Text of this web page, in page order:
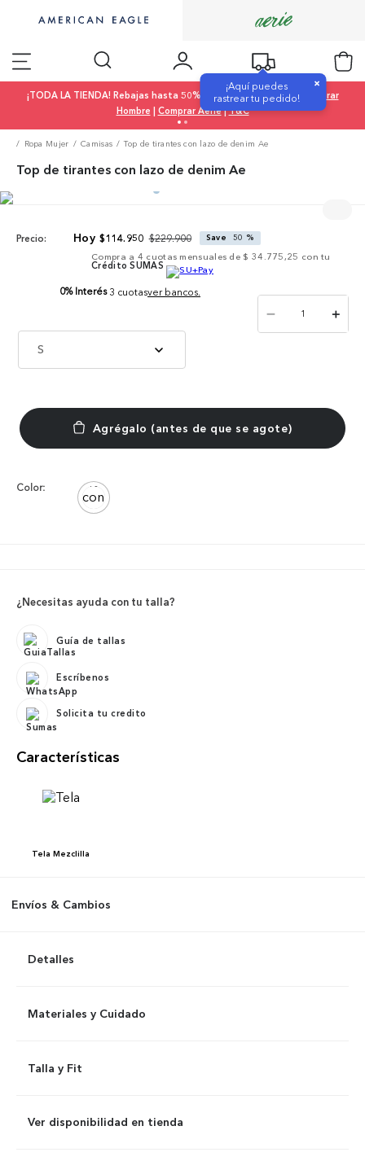
¡Aquí puedes
rastrear tu pedido!
×
¡TODA LA TIENDA! Rebajas hasta 50% OFF |Comprar Mujer|
Comprar
Hombre | Comprar Aerie|T&C
Ropa Mujer Camisas Top de tirantes con lazo de denim Ae
Top de tirantes con lazo de denim Ae
Precio: $114. 950 $229.900 Save 50 %
Compra a 4 cuotas mensuales de $ 34.775,25 con tu
Crédito SUMAS
0% Interés 3 cuotasver bancos.
S
＋
－
Color:
¿Necesitas ayuda con tu talla?
Guía de tallas
Escríbenos
Solicita tu credito
Características
Tela Mezclilla
Envíos & Cambios
Detalles
Materiales y Cuidado
Talla y Fit
Ver disponibilidad en tienda